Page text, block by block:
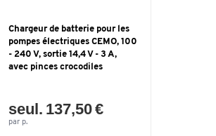
Chargeur de batterie pour les
pompes électriques CEMO, 100
- 240 V, sortie 14,4 V - 3 A,
avec pinces crocodiles
seul. 137,50 €
par p.